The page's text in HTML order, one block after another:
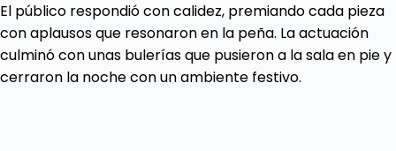
El público respondió con calidez, premiando cada pieza
con aplausos que resonaron en la peña. La actuación
culminó con unas bulerías que pusieron a la sala en pie y
cerraron la noche con un ambiente festivo.